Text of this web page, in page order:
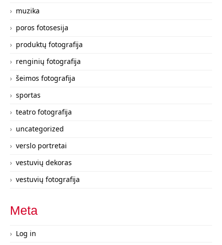
muzika
poros fotosesija
produktų fotografija
renginių fotografija
šeimos fotografija
sportas
teatro fotografija
uncategorized
verslo portretai
vestuvių dekoras
vestuvių fotografija
Meta
Log in